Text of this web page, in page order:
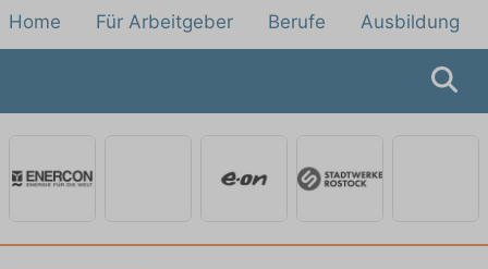
Home Für Arbeitgeber Berufe Ausbildung